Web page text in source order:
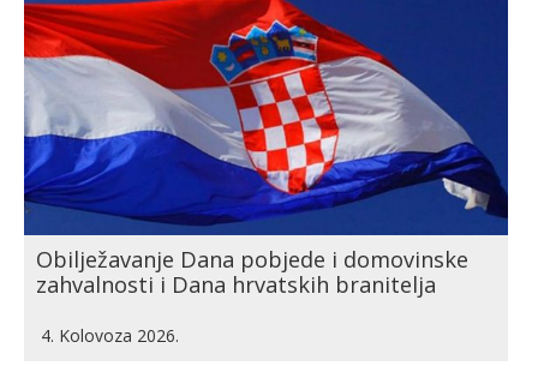
Obilježavanje Dana pobjede i domovinske
zahvalnosti i Dana hrvatskih branitelja
4. Kolovoza 2026.